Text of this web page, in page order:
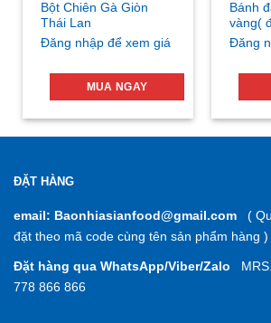
Bột Chiên Gà Giòn
Thái Lan
Đăng nhập để xem giá
MUA NGAY
Bánh
vàng(
Đăng
ĐẶT HÀNG
email: Baonhiasianfood@gmail.com (
đặt theo mã code cùng tên sản phẩm hàng )
Đặt hàng qua WhatsApp/Viber/Zalo
778 866 866